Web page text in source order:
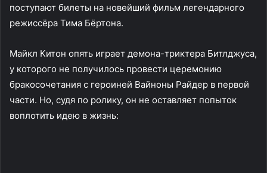
поступают билеты на новейший фильм легендарного
режиссёра Тима Бёртона.
Майкл Китон опять играет демона-триктера Битлджуса,
у которого не получилось провести церемонию
бракосочетания с героиней Вайноны Райдер в первой
части. Но, судя по ролику, он не оставляет попыток
воплотить идею в жизнь: